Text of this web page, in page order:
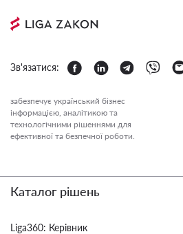
Зв'язатися:
забезпечує український бізнес
інформацією, аналітикою та
технологічними рішеннями для
ефективної та безпечної роботи.
Каталог рішень
Liga360: Керівник